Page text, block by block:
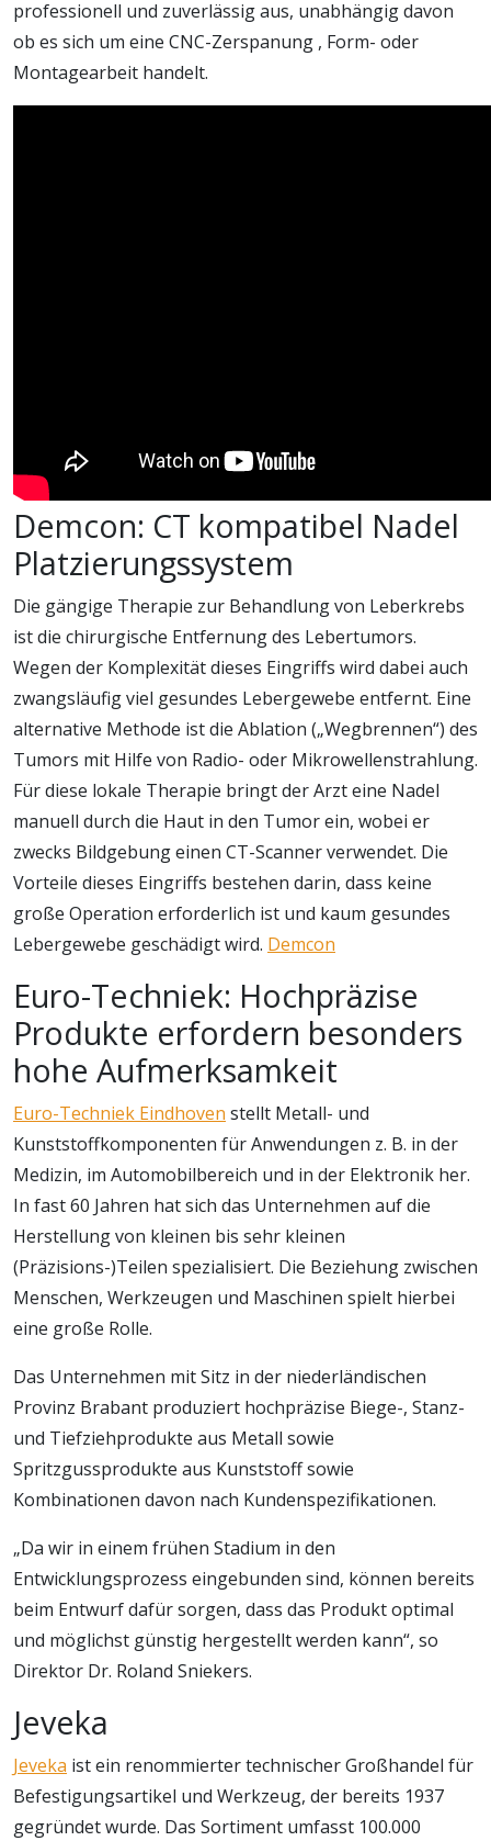
professionell und zuverlässig aus, unabhängig davon
ob es sich um eine CNC-Zerspanung , Form- oder
Montagearbeit handelt.
Demcon: CT kompatibel Nadel
Platzierungssystem
Die gängige Therapie zur Behandlung von Leberkrebs
ist die chirurgische Entfernung des Lebertumors.
Wegen der Komplexität dieses Eingriffs wird dabei auch
zwangsläufig viel gesundes Lebergewebe entfernt. Eine
alternative Methode ist die Ablation („Wegbrennen“) des
Tumors mit Hilfe von Radio- oder Mikrowellenstrahlung.
Für diese lokale Therapie bringt der Arzt eine Nadel
manuell durch die Haut in den Tumor ein, wobei er
zwecks Bildgebung einen CT-Scanner verwendet. Die
Vorteile dieses Eingriffs bestehen darin, dass keine
große Operation erforderlich ist und kaum gesundes
Lebergewebe geschädigt wird. Demcon
Euro-Techniek: Hochpräzise
Produkte erfordern besonders
hohe Aufmerksamkeit
Euro-Techniek Eindhoven stellt Metall- und
Kunststoffkomponenten für Anwendungen z. B. in der
Medizin, im Automobilbereich und in der Elektronik her.
In fast 60 Jahren hat sich das Unternehmen auf die
Herstellung von kleinen bis sehr kleinen
(Präzisions-)Teilen spezialisiert. Die Beziehung zwischen
Menschen, Werkzeugen und Maschinen spielt hierbei
eine große Rolle.
Das Unternehmen mit Sitz in der niederländischen
Provinz Brabant produziert hochpräzise Biege-, Stanz-
und Tiefziehprodukte aus Metall sowie
Spritzgussprodukte aus Kunststoff sowie
Kombinationen davon nach Kundenspezifikationen.
„Da wir in einem frühen Stadium in den
Entwicklungsprozess eingebunden sind, können bereits
beim Entwurf dafür sorgen, dass das Produkt optimal
und möglichst günstig hergestellt werden kann“, so
Direktor Dr. Roland Sniekers.
Jeveka
Jeveka ist ein renommierter technischer Großhandel für
Befestigungsartikel und Werkzeug, der bereits 1937
gegründet wurde. Das Sortiment umfasst 100.000